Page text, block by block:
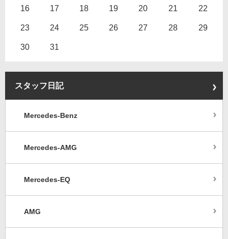
16 17 18 19 20 21 22
23 24 25 26 27 28 29
30 31
スタッフ日記
Mercedes-Benz
Mercedes-AMG
Mercedes-EQ
AMG